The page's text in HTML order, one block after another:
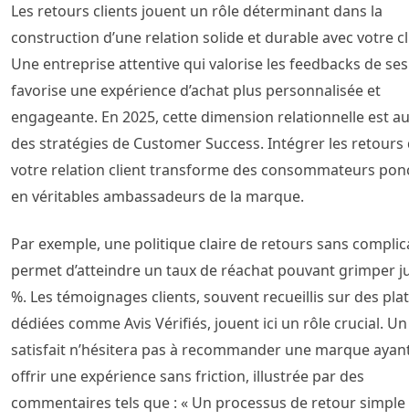
Les retours clients jouent un rôle déterminant dans la
construction d’une relation solide et durable avec votre
Une entreprise attentive qui valorise les feedbacks de
favorise une expérience d’achat plus personnalisée et
engageante. En 2025, cette dimension relationnelle est
des stratégies de Customer Success. Intégrer les retours
votre relation client transforme des consommateurs
en véritables ambassadeurs de la marque.
Par exemple, une politique claire de retours sans
permet d’atteindre un taux de réachat pouvant grimper
%. Les témoignages clients, souvent recueillis sur des
dédiées comme Avis Vérifiés, jouent ici un rôle crucial.
satisfait n’hésitera pas à recommander une marque
offrir une expérience sans friction, illustrée par des
commentaires tels que : « Un processus de retour simple